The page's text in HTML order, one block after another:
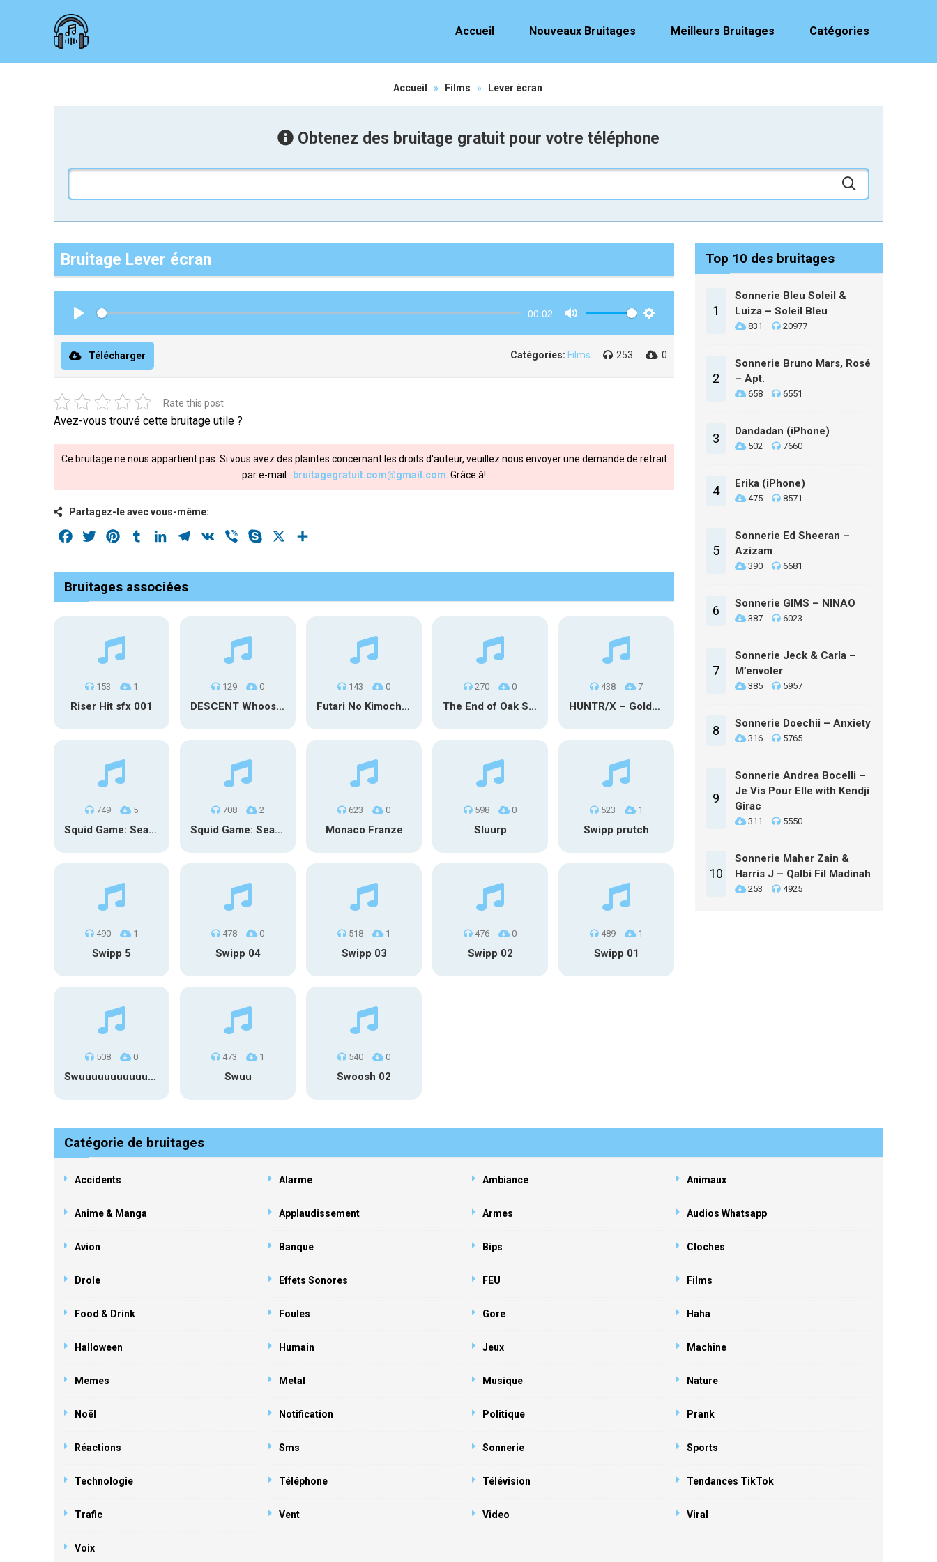
Accueil Nouveaux Bruitages Meilleurs Bruitages Catégories
Accueil » Films » Lever écran
Obtenez des bruitage gratuit pour votre téléphone
Bruitage Lever écran
00:02
Télécharger Catégories: Films 253 0
Rate this post
Avez-vous trouvé cette bruitage utile ?
Ce bruitage ne nous appartient pas. Si vous avez des plaintes concernant les droits d'auteur, veuillez nous envoyer une demande de retrait
par e-mail : bruitagegratuit.com@gmail.com . Grâce à!
Partagez-le avec vous-même:
Facebook
Twitter PinterestTumblrLinkedInTelegram
VK Viber Skype
Bruitages associées
153 1
Riser Hit sfx 001
129 0
DESCENT Whoosh – Long
143 0
Futari No Kimochi (OST Inuyasha)
270 0
The End of Oak Street Trailer
438 7
HUNTR/X – Golden (Glowin’ Version)
749 5
Squid Game: Season 3 | Final Games
708 2
Squid Game: Season 3
623 0
Monaco Franze
598 0
Sluurp
523 1
Swipp prutch
490 1
Swipp 5
478 0
Swipp 04
518 1
Swipp 03
476 0
Swipp 02
489 1
Swipp 01
508 0
Swuuuuuuuuuuuuuuuuuuuuuu
473 1
Swuu
540 0
Swoosh 02
Top 10 des bruitages
1
Sonnerie Bleu Soleil &
Luiza – Soleil Bleu
831 20977
2
Sonnerie Bruno Mars, Rosé
– Apt.
658 6551
3 Dandadan (iPhone)
502 7660
4 Erika (iPhone)
475 8571
5
Sonnerie Ed Sheeran –
Azizam
390 6681
6 Sonnerie GIMS – NINAO
387 6023
7
Sonnerie Jeck & Carla –
M’envoler
385 5957
8 Sonnerie Doechii – Anxiety
316 5765
9
Sonnerie Andrea Bocelli –
Je Vis Pour Elle with Kendji
Girac
311 5550
10
Sonnerie Maher Zain &
Harris J – Qalbi Fil Madinah
253 4925
Catégorie de bruitages
Accidents Alarme Ambiance Animaux
Anime & Manga Applaudissement Armes Audios Whatsapp
Avion Banque Bips Cloches
Drole Effets Sonores FEU Films
Food & Drink Foules Gore Haha
Halloween Humain Jeux Machine
Memes Metal Musique Nature
Noël Notification Politique Prank
Réactions Sms Sonnerie Sports
Technologie Téléphone Télévision Tendances TikTok
Trafic Vent Video Viral
Voix